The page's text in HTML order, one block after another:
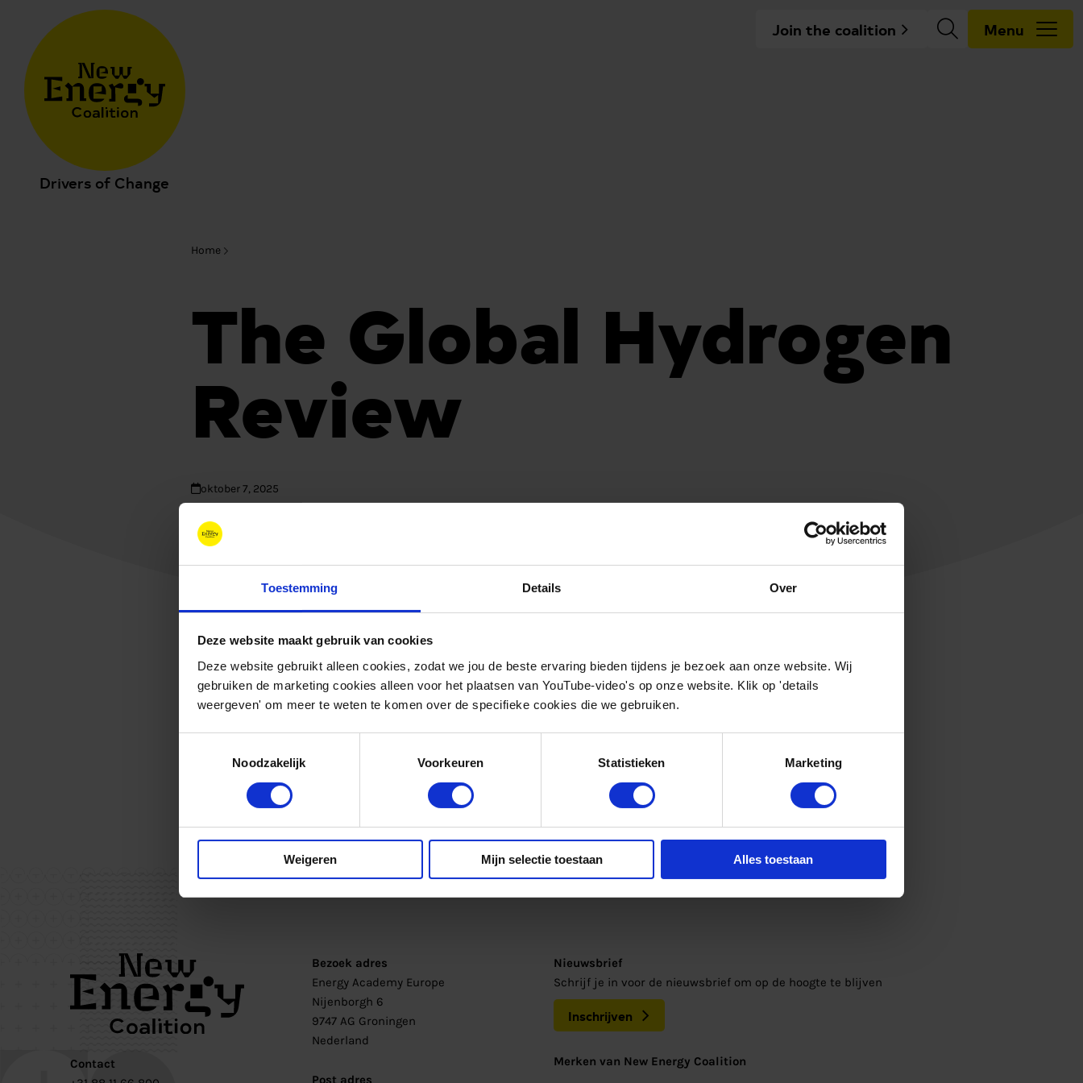
Toestemming Details Over
Deze website maakt gebruik van cookies
Deze website gebruikt alleen cookies, zodat we jou de beste ervaring bieden tijdens je bezoek aan onze website. Wij
gebruiken de marketing cookies alleen voor het plaatsen van YouTube-video's op onze website. Klik op 'details
weergeven' om meer te weten te komen over de specifieke cookies die we gebruiken.
Noodzakelijk
Voorkeuren Statistieken Marketing
Weigeren Mijn selectie toestaan Alles toestaan
Drivers of Change
Join the coalition Menu
Home
The Global Hydrogen
Review
oktober 7, 2025
Contact
Bezoek adres
Energy Academy Europe
Nijenborgh 6
9747 AG Groningen
Nederland
Post adres
Nieuwsbrief
Schrijf je in voor de nieuwsbrief om op de hoogte te blijven
Inschrijven
Merken van New Energy Coalition